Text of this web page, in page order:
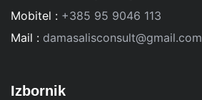
Mobitel : +385 95 9046 113
Mail : damasalisconsult@gmail.com
Izbornik